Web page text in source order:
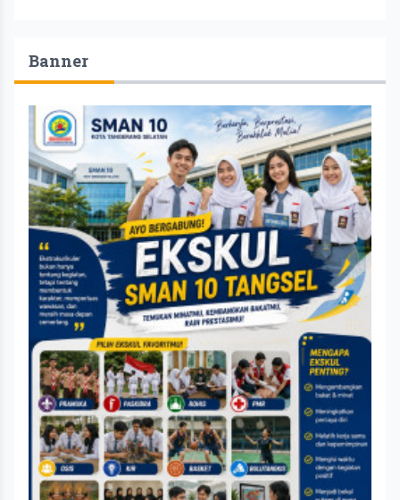
Banner